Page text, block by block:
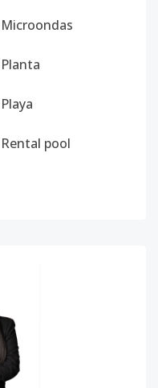
Microondas
Planta
Playa
Rental pool